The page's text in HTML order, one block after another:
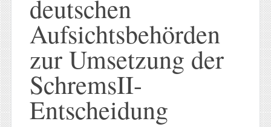
deutschen
Aufsichtsbehörden
zur Umsetzung der
SchremsII-
Entscheidung